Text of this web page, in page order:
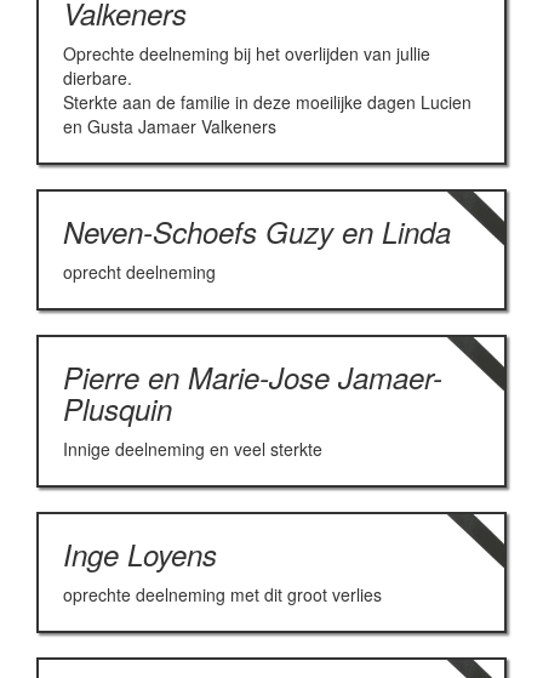
Valkeners
Oprechte deelneming bij het overlijden van jullie
dierbare.
Sterkte aan de familie in deze moeilijke dagen Lucien
en Gusta Jamaer Valkeners
Neven-Schoefs Guzy en Linda
oprecht deelneming
Pierre en Marie-Jose Jamaer-
Plusquin
Innige deelneming en veel sterkte
Inge Loyens
oprechte deelneming met dit groot verlies